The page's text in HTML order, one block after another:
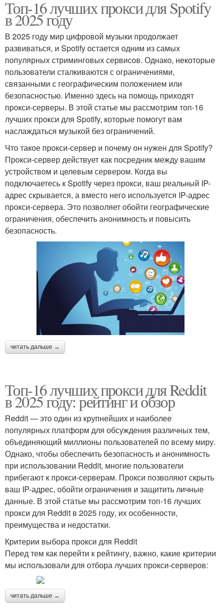
Топ-16 лучших прокси для Spotify
в 2025 году
В 2025 году мир цифровой музыки продолжает
развиваться, и Spotify остается одним из самых
популярных стриминговых сервисов. Однако, некоторые
пользователи сталкиваются с ограничениями,
связанными с географическим положением или
безопасностью. Именно здесь на помощь приходят
прокси-серверы. В этой статье мы рассмотрим топ-16
лучших прокси для Spotify, которые помогут вам
наслаждаться музыкой без ограничений.
Что такое прокси-сервер и почему он нужен для Spotify?
Прокси-сервер действует как посредник между вашим
устройством и целевым сервером. Когда вы
подключаетесь к Spotify через прокси, ваш реальный IP-
адрес скрывается, а вместо него используется IP-адрес
прокси-сервера. Это позволяет обойти географические
ограничения, обеспечить анонимность и повысить
безопасность.
читать дальше →
Топ-16 лучших прокси для Reddit
в 2025 году: рейтинг и обзор
Reddit — это один из крупнейших и наиболее
популярных платформ для обсуждения различных тем,
объединяющий миллионы пользователей по всему миру.
Однако, чтобы обеспечить безопасность и анонимность
при использовании Reddit, многие пользователи
прибегают к прокси-серверам. Прокси позволяют скрыть
ваш IP-адрес, обойти ограничения и защитить личные
данные. В этой статье мы рассмотрим топ-16 лучших
прокси для Reddit в 2025 году, их особенности,
преимущества и недостатки.
Критерии выбора прокси для Reddit
Перед тем как перейти к рейтингу, важно, какие критерии
мы использовали для отбора лучших прокси-серверов:
читать дальше →